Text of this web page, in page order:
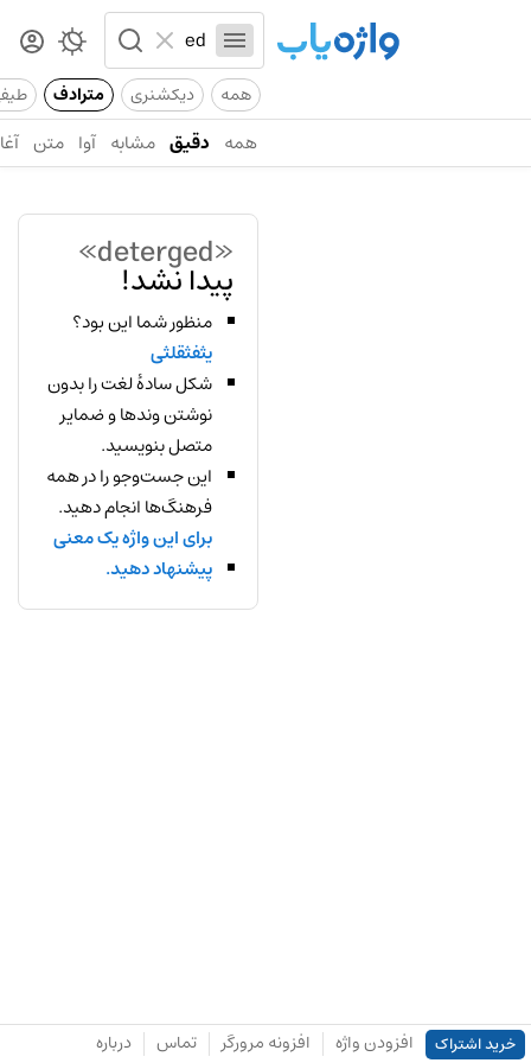
همه دیکشنری مترادف
همه دقیق مشابه آوا متن
«deterged»
پیدا نشد!
منظور شما این بود؟
یثفثقلثی
شکل سادهٔ لغت را بدون
نوشتن وندها و ضمایر
متصل بنویسید.
این جست‌وجو را در همه
فرهنگ‌ها انجام دهید.
برای این واژه یک معنی
پیشنهاد دهید.
خرید اشتراک افزودن واژه افزونه مرورگر تماس درباره